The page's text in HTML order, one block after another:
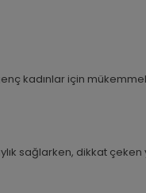
kadınlar için
sağlarken, dikkat